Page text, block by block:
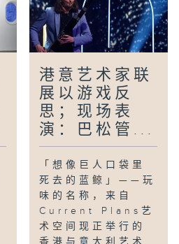
港意艺术家联
展以游戏反
思；现场表
演：巴松管...
「想像巨人口袋里
死去的蓝鲸」——玩
味的名称，来自
Current Plans艺
术空间现正举行的